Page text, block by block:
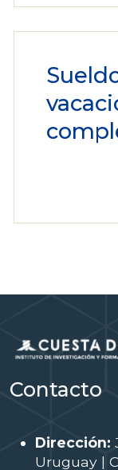
Contacto
Dirección:
Uruguay |